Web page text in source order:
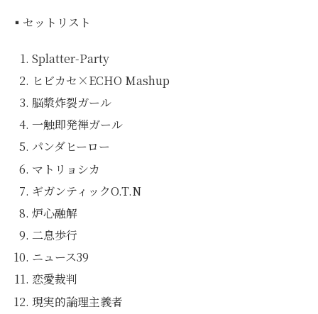
▪セットリスト
Splatter-Party
ヒビカセ×ECHO Mashup
脳漿炸裂ガール
一触即発禅ガール
パンダヒーロー
マトリョシカ
ギガンティックO.T.N
炉心融解
二息歩行
ニュース39
恋愛裁判
現実的論理主義者